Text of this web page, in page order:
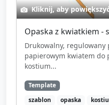
Kliknij, aby
Opaska z kwiatkiem -
Drukowalny, regulowany
papierowym kwiatem do
kostium...
Template
szablon
opaska